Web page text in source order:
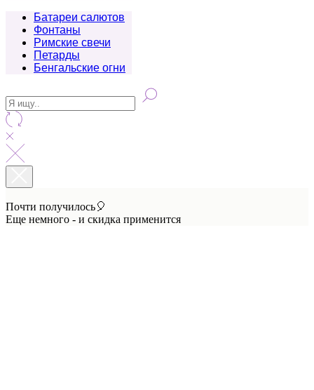
Батареи салютов
Фонтаны
Римские свечи
Петарды
Бенгальские огни
Почти получилось🎈
Еще немного - и скидка применится